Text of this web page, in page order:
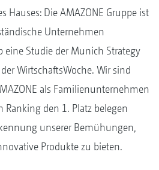
Hauses: Die AMAZONE Gruppe ist
Unternehmen
eine Studie der Munich Strategy
WirtschaftsWoche. Wir sind
als Familienunternehmen
Ranking den 1. Platz belegen
unserer Bemühungen,
Produkte zu bieten.